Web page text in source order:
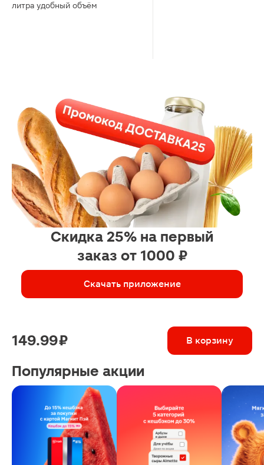
литра удобный объём
Скидка 25% на первый
заказ от 1000 ₽
Скачать приложение
149.99 ₽ В корзину
Популярные акции